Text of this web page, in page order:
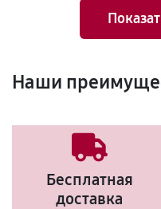
Наши
Бесплатная
доставка